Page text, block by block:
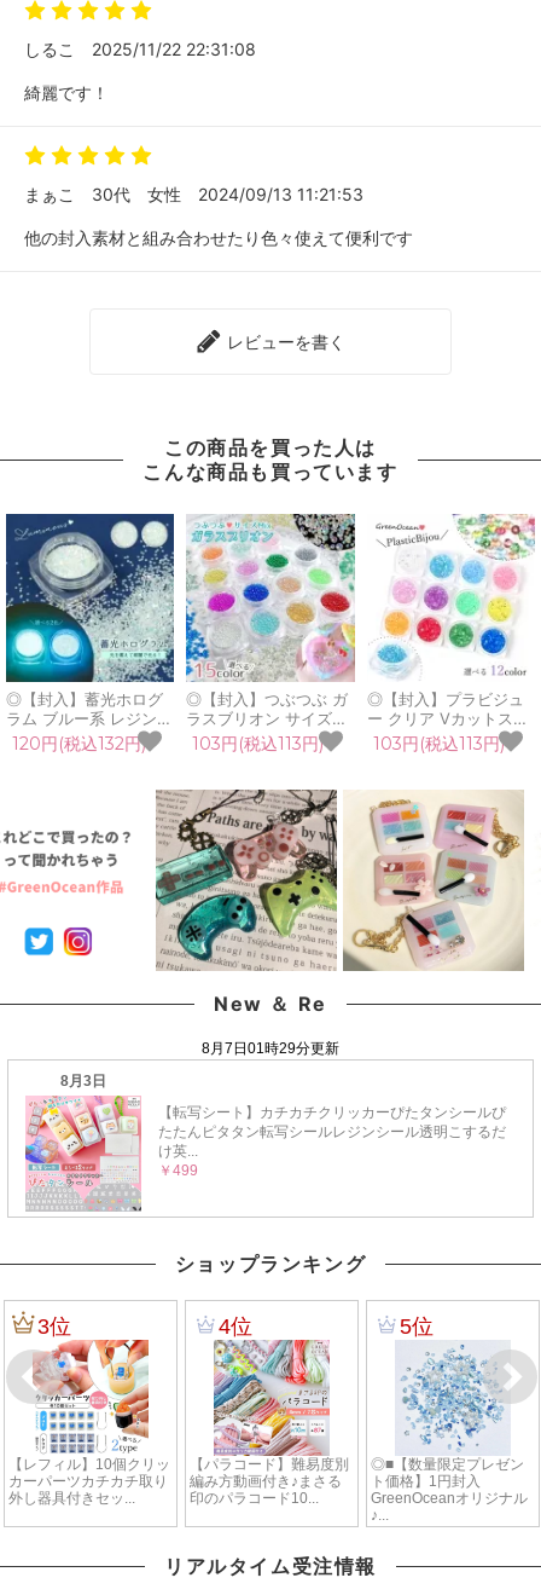
しるこ 2025/11/22 22:31:08
綺麗です！
まぁこ 30代 女性 2024/09/13 11:21:53
他の封入素材と組み合わせたり色々使えて便利です
レビューを書く
この商品を買った人は
こんな商品も買っています
◎【封入】蓄光ホログ
ラム ブルー系 レジン封
入 ネイルパーツ ネイル
用品 デコパーツ トッピ
ラキラ 手芸 クラフト
120円(税込132円)
◎【封入】つぶつぶ ガ
ラスブリオン サイズ
mix レジン封入素材 オ
ーロラ 封入パーツ ガラ
シェイカー デコパーツ
カラフル キラキラ 手芸
クラフト 《選べる15
色》
103円(税込113円)
◎【封入】プラビジュ
ー クリア Vカットスト
ーン レジン封入 ネイル
パーツ ネイル用品 デコ
ー 宝石 キラキラ カシ
ャカシャ 手芸 クラフト
《選べる12色》
103円(税込113円)
New ＆ Re
ショップランキング
リアルタイム受注情報